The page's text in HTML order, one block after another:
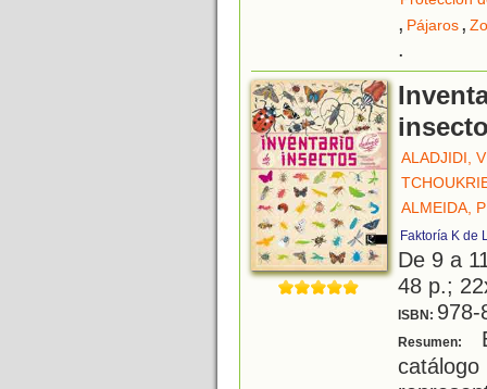
, Pájaros,
.
ALADJIDI,
ALMEIDA,
Faktoría K de
De 9 a
48 p.;
ISBN: 978-
Resumen: